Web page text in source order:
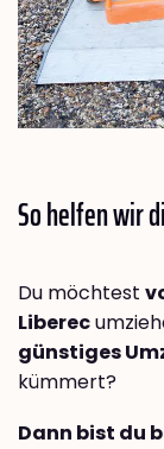
So helfen wir
Du möchtest
Liberec
günstiges
kümmert?
Dann bist du